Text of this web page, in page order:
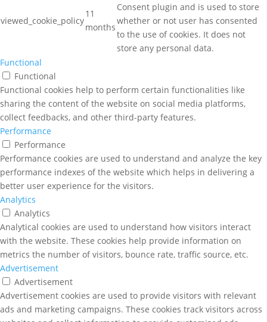
viewed_cookie_policy
11
months
Consent plugin and is used to store
whether or not user has consented
to the use of cookies. It does not
store any personal data.
Functional
Functional
Functional cookies help to perform certain functionalities like
sharing the content of the website on social media platforms,
collect feedbacks, and other third-party features.
Performance
Performance
Performance cookies are used to understand and analyze the key
performance indexes of the website which helps in delivering a
better user experience for the visitors.
Analytics
Analytics
Analytical cookies are used to understand how visitors interact
with the website. These cookies help provide information on
metrics the number of visitors, bounce rate, traffic source, etc.
Advertisement
Advertisement
Advertisement cookies are used to provide visitors with relevant
ads and marketing campaigns. These cookies track visitors across